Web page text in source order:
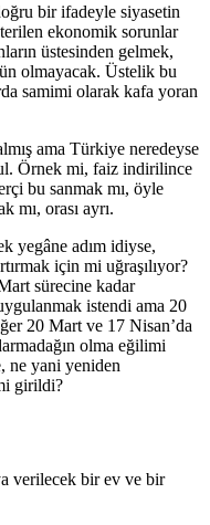
bir ifadeyle siyasetin
ekonomik sorunlar
üstesinden gelmek,
olmayacak. Üstelik bu
samimi olarak kafa yoran
ama Türkiye neredeyse
Örnek mi, faiz indirilince
bu sanmak mı, öyle
mı, orası ayrı.
yegâne adım idiyse,
için mi uğraşılıyor?
sürecine kadar
istendi ama 20
20 Mart ve 17 Nisan’da
olma eğilimi
ne yani yeniden
girildi?
verilecek bir ev ve bir